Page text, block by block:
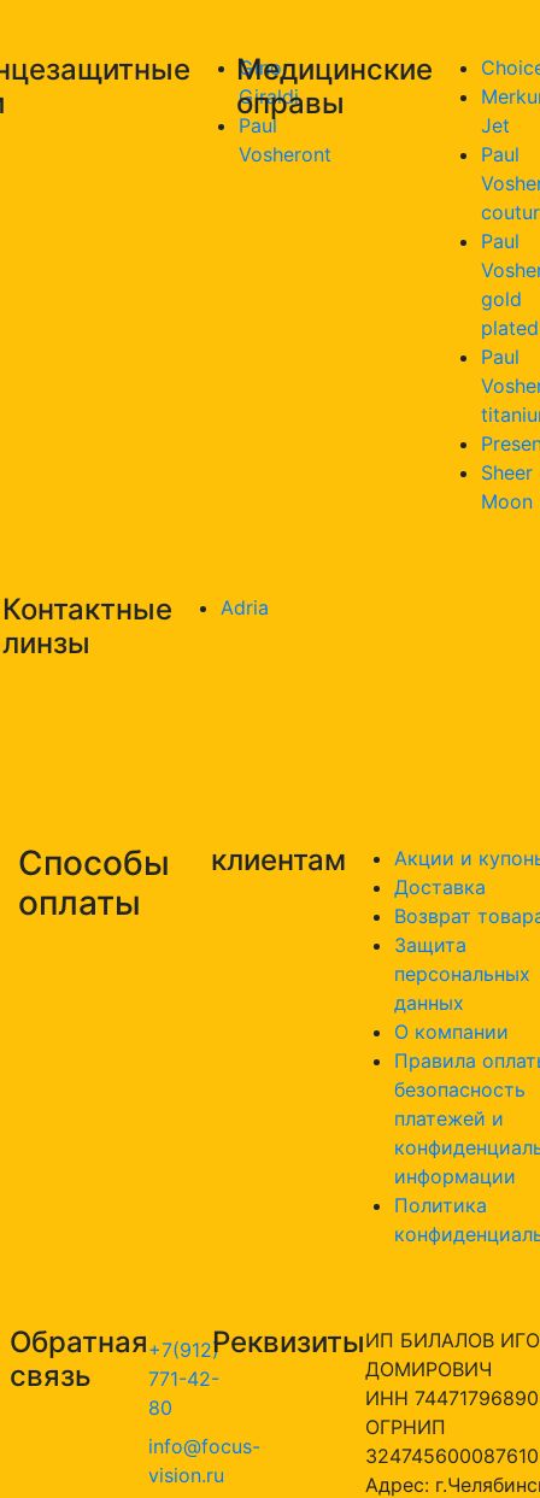
Gino
Giraldi
Paul
Vosheront
Медицинские
оправы
Jet
Paul
Paul
gold
plated
Paul
Sheer
Moon
Контактные
линзы
Adria
Способы
оплаты
клиентам
Акции и
Доставка
Возврат
Защита
персональных
данных
О компании
Правила
безопасность
платежей и
информации
Политика
Обратная
связь
+7(912)
771-42-
80
info@focus-
vision.ru
РеквизитыИП БИЛАЛОВ
ДОМИРОВИЧ
ИНН
ОГРНИП
324745600087610
Адрес: